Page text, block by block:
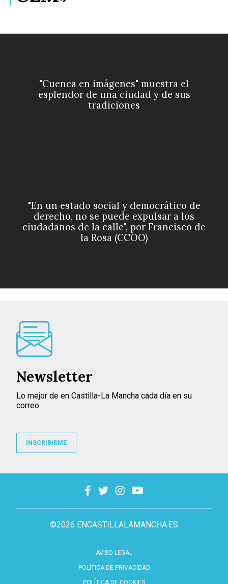
"Cuenca en imágenes" muestra el
esplendor de una ciudad y de sus
tradiciones
"En un estado social y democrático de
derecho, no se puede expulsar a los
ciudadanos de la calle", por Francisco de
la Rosa (CCOO)
©2026 ENCASTILLALAMANCHA.ES
AVISO LEGAL
POLÍTICA DE PRIVACIDAD
POLÍTICA DE COOKIES
Newsletter
Lo mejor de en Castilla-La Mancha cada día en su
correo
INSCRIBIRME